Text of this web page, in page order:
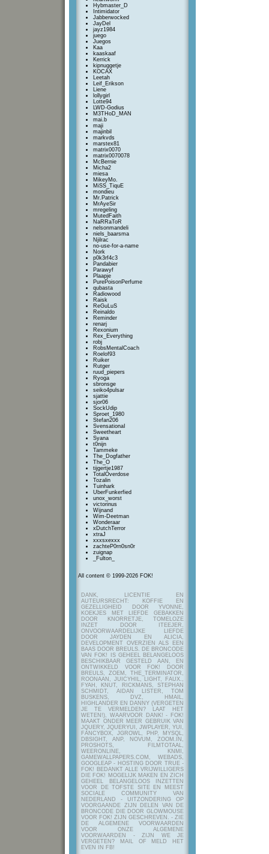
Hybmaster_D
Intimidator
Jabberwocked
JayDel
jayz1984
juego
Juegos
Kaa
kaaskaaf
Kerrick
kipnuggetje
KOCAX
Leetah
Leif_Erikson
Liene
lollygirl
Lotte94
LWD-Godius
M3THoD_MAN
mai.b
maji
majinbil
markvds
marstex81
matrix0070
matrix0070078
McBernie
Micha2
miesa
MikeyMo.
MiSS_TiquE
mondieu
Mr.Patrick
MrAyeSir
mregeling
MutedFaith
NaRRaToR
nelsonmandeli
niels_baarsma
Njilrac
no-use-for-a-name
Nork
p0k3rf4c3
Pandabier
Parawyf
Plaapje
PurePoisonPerfume
qubasta
Radiowood
Raisk
ReGuLuS
Reinaldo
Reminder
renarj
Rexonium
Rex_Everything
robj
RobsMentalCoach
Roelof93
Ruiker
Rutger
ruud_piepers
Ryoga
sbronsge
seiko4pulsar
sjattie
sjor06
SockUdip
Sproet_1980
Stefan206
SvensationaI
Sweetheart
Syana
t0nijn
Tammeke
The_Dogfather
The_O
tijgertje1987
TotalOverdose
Tozalin
Tuinhark
UberFunkerfied
unox_worst
victorinus
Wijnand
Wim-Deetman
Wonderaar
xDutchTerror
xtraJ
xxxsxexxx
zachteP0rn0sn0r
zuignap
_Fulton_
All content © 1999-2026 FOK!
DANK, LICENTIE EN
AUTEURSRECHT: KOFFIE EN
GEZELLIGHEID DOOR YVONNE,
KOEKJES MET LIEFDE GEBAKKEN
DOOR KNORRETJE, TOMELOZE
INZET DOOR ITEEJER,
ONVOORWAARDELIJKE LIEFDE
DOOR JAYDEN EN ALICIA,
DEVELOPMENT OVERZIEN ALS EEN
BAAS DOOR BREULS. DE BRONCODE
VAN FOK! IS GEHEEL BELANGELOOS
BESCHIKBAAR GESTELD AAN, EN
ONTWIKKELD VOOR FOK! DOOR
BREULS, ZOEM, THE_TERMINATOR,
ROONAAN, JUICYHIL, LIGHT, FAUX.,
FYAH, KNUT, RICKMANS, STEPHAN
SCHMIDT, AIDAN LISTER, TOM
BUSKENS, DVZ, HMAIL,
HIGHLANDER EN DANNY (VERGETEN
JE TE VERMELDEN? LAAT HET
WETEN!), WAARVOOR DANK! - FOK!
MAAKT ONDER MEER GEBRUIK VAN
JQUERY, JQUERYUI, JWPLAYER, YUI,
FANCYBOX, JGROWL, PHP, MYSQL,
DBSIGHT, ANP, NOVUM, ZOOM.IN,
PROSHOTS, FILMTOTAAL,
WEERONLINE, KNMI,
GAMEWALLPAPERS.COM, WEBADS,
GOOGLEAP - HOSTING DOOR TRUE -
FOK! BEDANKT ALLE VRIJWILLIGERS
DIE FOK! MOGELIJK MAKEN EN ZICH
GEHEEL BELANGELOOS INZETTEN
VOOR DE TOFSTE SITE EN MEEST
SOCIALE COMMUNITY VAN
NEDERLAND - UITZONDERING OP
VOORGAANDE ZIJN DELEN VAN DE
BRONCODE DIE DOOR GLOWMOUSE
VOOR FOK! ZIJN GESCHREVEN. - ZIE
DE ALGEMENE VOORWAARDEN
VOOR ONZE ALGEMENE
VOORWAARDEN - ZIJN WE JE
VERGETEN? MAIL OF MELD HET
EVEN IN FB!